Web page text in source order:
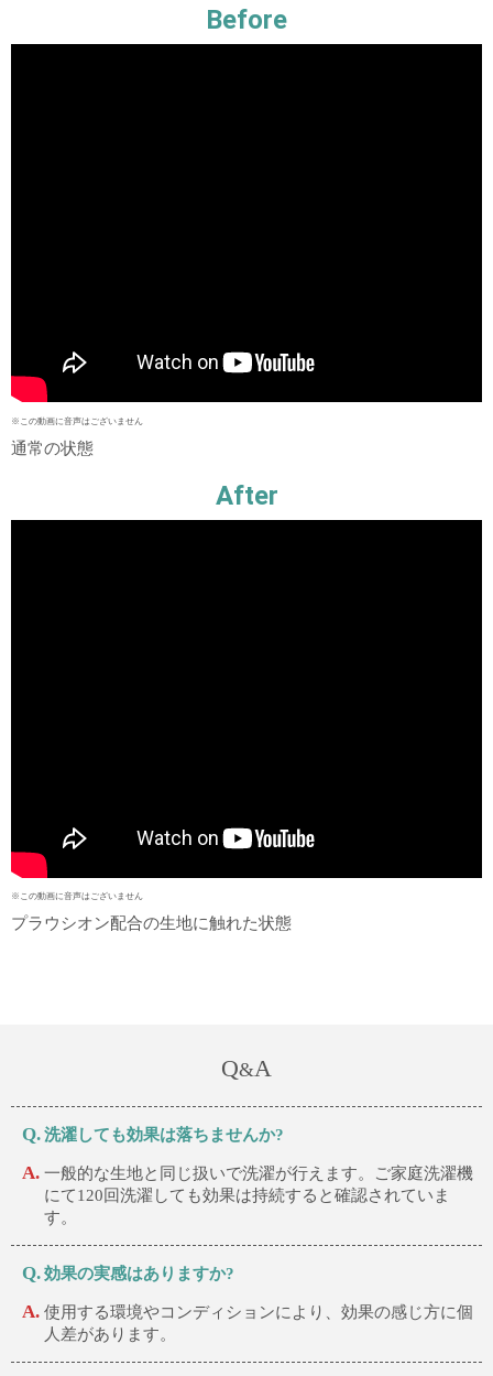
Before
※この動画に音声はございません
通常の状態
After
※この動画に音声はございません
プラウシオン配合の生地に触れた状態
Q&A
洗濯しても効果は落ちませんか?
一般的な生地と同じ扱いで洗濯が行えます。ご家庭洗濯機
にて120回洗濯しても効果は持続すると確認されていま
す。
効果の実感はありますか?
使用する環境やコンディションにより、効果の感じ方に個
人差があります。